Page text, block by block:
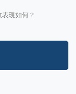
現如何？